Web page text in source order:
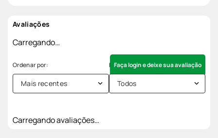
Avaliações
Carregando…
Faça login e deixe sua avaliação
Mais recentes Todos
Carregando avaliações…